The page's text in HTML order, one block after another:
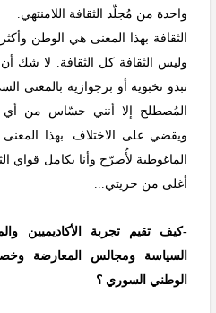
واحدة من مُجلّد الثقافة اللامنتهي.
الثقافة بهذا المعنى هي الوطن
وليس الثقافة كل الثقافة. لا شك أن
تبدو نخبوية أو برجوازية بالمعنى
المُصطلح إلا أنني حسّاس من أي
ويقضي على الاختلاف. بهذا
الماغوطية لأُصرّح وأنا بكامل قواي
أغلى من حريتي...
-كيف تقيم تجربة الأكاديميين
السياسة ومجالس المعارضة
الوطني السوري ؟